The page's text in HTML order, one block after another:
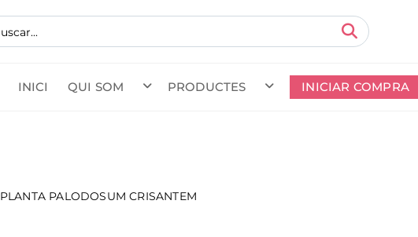
INICI QUI SOM PRODUCTES INICIAR COMPRA
PLANTA PALODOSUM CRISANTEM